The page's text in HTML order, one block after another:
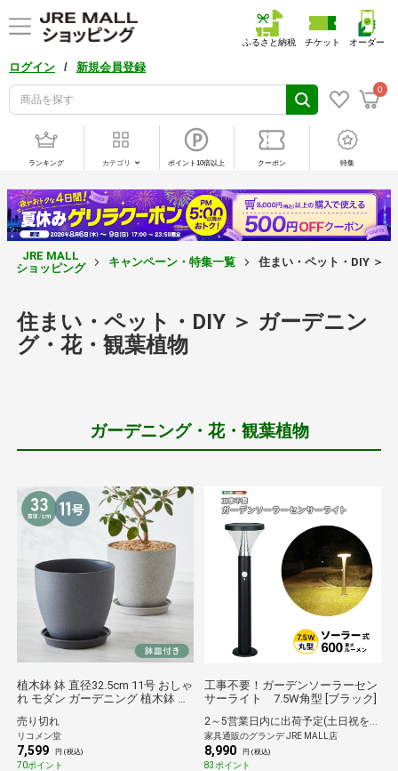
ログイン / 新規会員登録
0
ふるさと納税 チケット オーダー
ランキング カテゴリ ポイント10倍以上 クーポン 特集
JRE MALL
ショッピング
キャンペーン・特集一覧 住まい・ペット・DIY ＞
住まい・ペット・DIY ＞ ガーデニン
グ・花・観葉植物
ガーデニング・花・観葉植物
植木鉢 鉢 直径32.5cm 11号 おしゃ
れ モダン ガーデニング 植木鉢 鉢
観葉植物 屋外 室内 軽い インテリ
ア 鉢皿 ソーサー付き グレー【送
料無料】
売り切れ
リコメン堂
7,599 円 (税込)
70ポイント
工事不要！ガーデンソーラーセン
サーライト 7.5W角型 [ブラック]
2～5営業日内に出荷予定(土日祝を除く)
家具通販のグランデ JRE MALL店
8,990 円 (税込)
83ポイント